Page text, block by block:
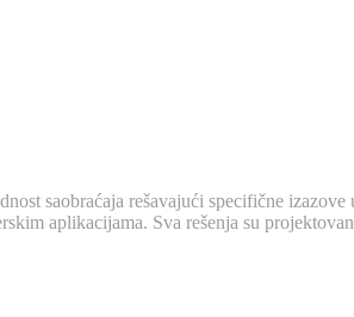
saobraćaja rešavajući specifične
aplikacijama. Sva rešenja su